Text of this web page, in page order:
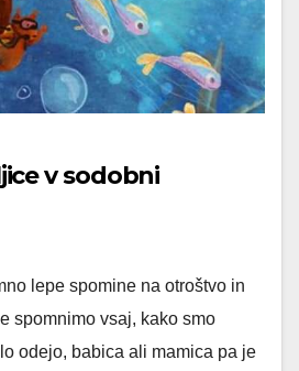
v sodobni
lepe spomine na otroštvo in
spomnimo vsaj, kako smo
odejo, babica ali mamica pa je